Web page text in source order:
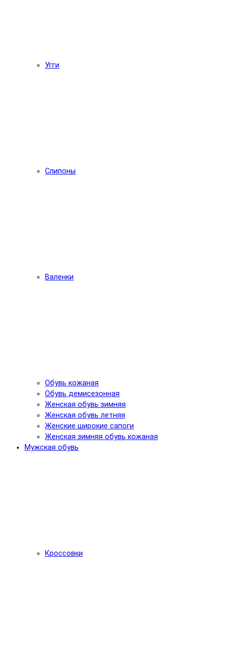
Угги
Слипоны
Валенки
Обувь кожаная
Обувь демисезонная
Женская обувь зимняя
Женская обувь летняя
Женские широкие сапоги
Женская зимняя обувь кожаная
Мужская обувь
Кроссовки